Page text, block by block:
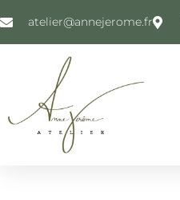
atelier@annejerome.fr